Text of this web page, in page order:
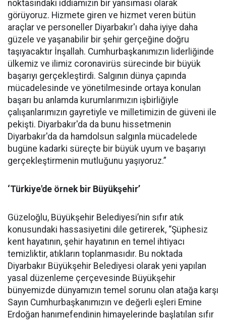
noktasındaki iddiamızın bir yansıması olarak
görüyoruz. Hizmete giren ve hizmet veren bütün
araçlar ve personeller Diyarbakır'ı daha iyiye daha
güzele ve yaşanabilir bir şehir gerçeğine doğru
taşıyacaktır İnşallah. Cumhurbaşkanımızın liderliğinde
ülkemiz ve ilimiz coronavirüs sürecinde bir büyük
başarıyı gerçekleştirdi. Salgının dünya çapında
mücadelesinde ve yönetilmesinde ortaya konulan
başarı bu anlamda kurumlarımızın işbirliğiyle
çalışanlarımızın gayretiyle ve milletimizin de güveni ile
pekişti. Diyarbakır'da da bunu hissetmenin
Diyarbakır'da da hamdolsun salgınla mücadelede
bugüne kadarki süreçte bir büyük uyum ve başarıyı
gerçekleştirmenin mutluğunu yaşıyoruz.”
‘Türkiye'de örnek bir Büyükşehir’
Güzeloğlu, Büyükşehir Belediyesi’nin sıfır atık
konusundaki hassasiyetini dile getirerek, “Şüphesiz
kent hayatının, şehir hayatının en temel ihtiyacı
temizliktir, atıkların toplanmasıdır. Bu noktada
Diyarbakır Büyükşehir Belediyesi olarak yeni yapılan
yasal düzenleme çerçevesinde Büyükşehir
bünyemizde dünyamızın temel sorunu olan atağa karşı
Sayın Cumhurbaşkanımızın ve değerli eşleri Emine
Erdoğan hanımefendinin himayelerinde başlatılan sıfır